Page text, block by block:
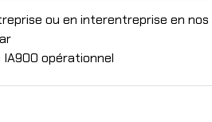
ou en interentreprise en nos
IA900 opérationnel